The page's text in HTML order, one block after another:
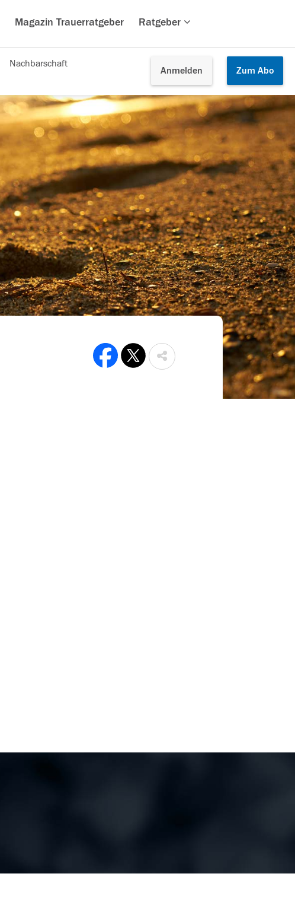
Magazin Trauerratgeber Ratgeber
Anmelden Zum Abo
Nachbarschaft